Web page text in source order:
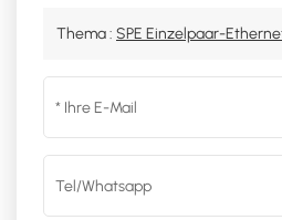
Thema : SPE Einzelpaar-